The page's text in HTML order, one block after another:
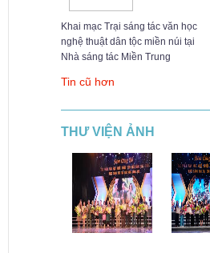
Khai mạc Trại sáng tác văn học
nghệ thuật dân tộc miền núi tại
Nhà sáng tác Miền Trung
Tin cũ hơn
THƯ VIỆN ẢNH